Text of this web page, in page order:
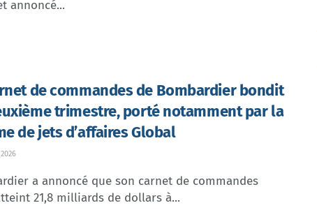
annoncé...
de commandes de Bombardier bondit
trimestre, porté notamment par la
de jets d’affaires Global
a annoncé que son carnet de commandes
21,8 milliards de dollars à...